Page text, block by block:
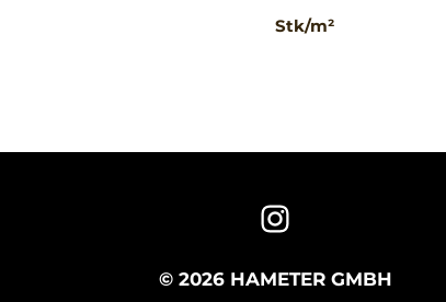
Stk/m²
© 2026 HAMETER GMBH